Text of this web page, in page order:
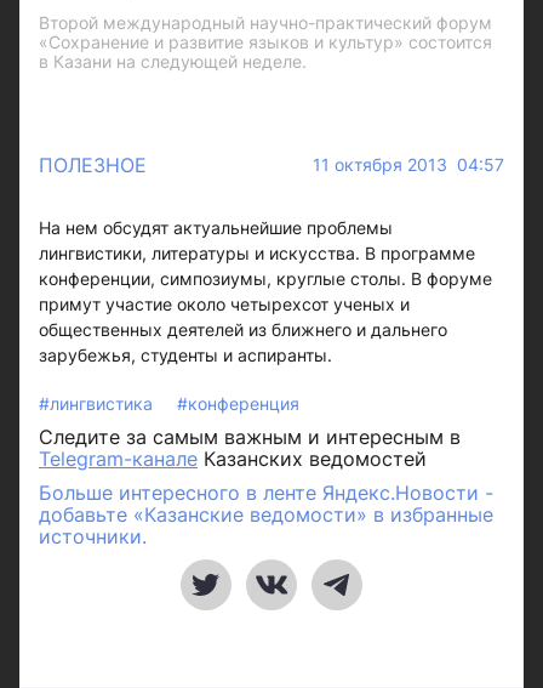
Второй международный научно-практический форум
«Сохранение и развитие языков и культур» состоится
в Казани на следующей неделе.
ПОЛЕЗНОЕ 11 октября 2013 04:57
На нем обсудят актуальнейшие проблемы
лингвистики, литературы и искусства. В программе
конференции, симпозиумы, круглые столы. В форуме
примут участие около четырехсот ученых и
общественных деятелей из ближнего и дальнего
зарубежья, студенты и аспиранты.
#лингвистика #конференция
Следите за самым важным и интересным в
Telegram-канале Казанских ведомостей
Больше интересного в ленте Яндекс.Новости -
добавьте «Казанские ведомости» в избранные
источники.